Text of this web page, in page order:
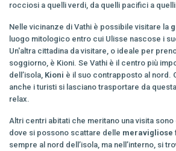
rocciosi a quelli verdi, da quelli pacifici a quelli
Nelle vicinanze di Vathi è possibile visitare la
luogo mitologico entro cui Ulisse nascose i
Un'altra cittadina da visitare, o ideale per
soggiorno, è Kioni. Se Vathi è il centro più
dell’isola, Kioni è il suo contrapposto al nord.
anche i turisti si lasciano trasportare da
relax.
Altri centri abitati che meritano una visita sono
dove si possono scattare delle meravigliose
sempre al nord dell’isola, ma nell’interno, si